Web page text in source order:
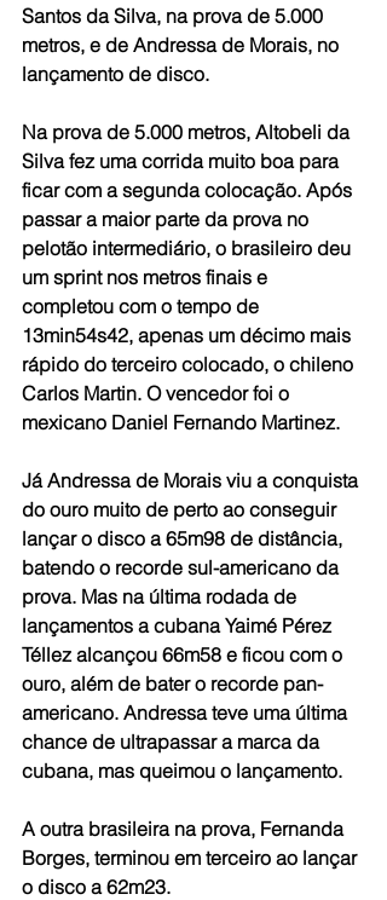
Santos da Silva, na prova de 5.000
metros, e de Andressa de Morais, no
lançamento de disco.
Na prova de 5.000 metros, Altobeli da
Silva fez uma corrida muito boa para
ficar com a segunda colocação. Após
passar a maior parte da prova no
pelotão intermediário, o brasileiro deu
um sprint nos metros finais e
completou com o tempo de
13min54s42, apenas um décimo mais
rápido do terceiro colocado, o chileno
Carlos Martin. O vencedor foi o
mexicano Daniel Fernando Martinez.
Já Andressa de Morais viu a conquista
do ouro muito de perto ao conseguir
lançar o disco a 65m98 de distância,
batendo o recorde sul-americano da
prova. Mas na última rodada de
lançamentos a cubana Yaimé Pérez
Téllez alcançou 66m58 e ficou com o
ouro, além de bater o recorde pan-
americano. Andressa teve uma última
chance de ultrapassar a marca da
cubana, mas queimou o lançamento.
A outra brasileira na prova, Fernanda
Borges, terminou em terceiro ao lançar
o disco a 62m23.